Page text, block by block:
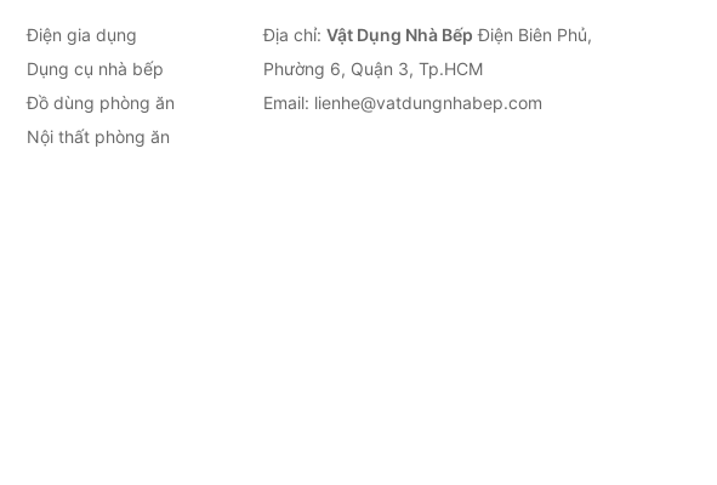
Điện gia dụng
Dụng cụ nhà bếp
Đồ dùng phòng ăn
Nội thất phòng ăn
Địa chỉ: Vật Dụng Nhà Bếp Điện Biên Phủ,
Phường 6, Quận 3, Tp.HCM
Email: lienhe@vatdungnhabep.com